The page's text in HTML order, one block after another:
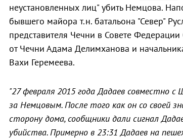
неустановленных лиц" убить Немцова.
бывшего майора т.н. батальона "Север"
представителя Чечни в Совете
от Чечни Адама Делимханова и
Вахи Геремеева.
"27 февраля 2015 года Дадаев совместно
за Немцовым. После того как он со своей
сторону дома, сообщники дали сигнал
убийства. Примерно в 23:31 Дадаев на